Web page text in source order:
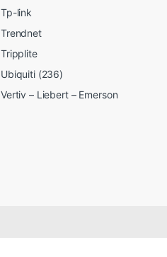
Tp-link
Trendnet
Tripplite
Ubiquiti (236)
Vertiv – Liebert – Emerson